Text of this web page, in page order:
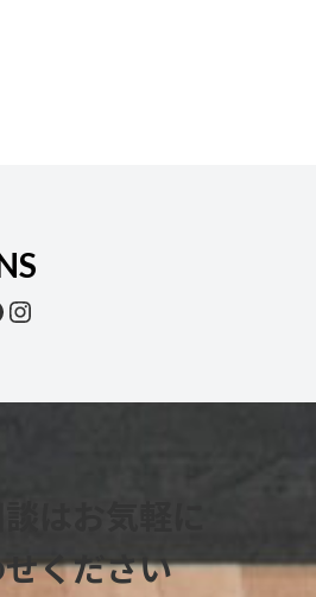
Instagram
ください